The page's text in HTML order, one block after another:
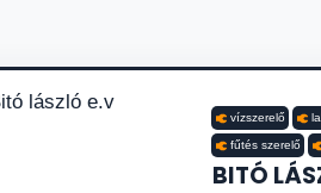
vízszerelő
fűtés szerelő
BITÓ